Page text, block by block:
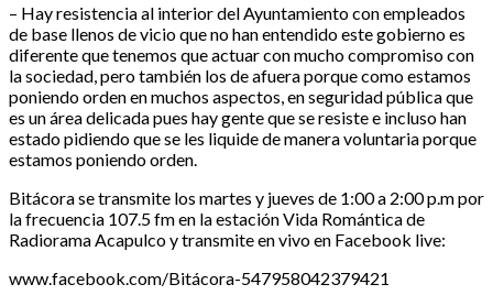
– Hay resistencia al interior del Ayuntamiento con empleados
de base llenos de vicio que no han entendido este gobierno es
diferente que tenemos que actuar con mucho compromiso con
la sociedad, pero también los de afuera porque como estamos
poniendo orden en muchos aspectos, en seguridad pública que
es un área delicada pues hay gente que se resiste e incluso han
estado pidiendo que se les liquide de manera voluntaria porque
estamos poniendo orden.
Bitácora se transmite los martes y jueves de 1:00 a 2:00 p.m por
la frecuencia 107.5 fm en la estación Vida Romántica de
Radiorama Acapulco y transmite en vivo en Facebook live:
www.facebook.com/Bitácora-547958042379421